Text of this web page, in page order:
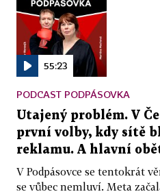
55:23
PODCAST PODPÁSOVKA
Utajený problém. V
první volby, kdy sítě
reklamu. A hlavní
V Podpásovce se tentokrát
se vůbec nemluví. Meta